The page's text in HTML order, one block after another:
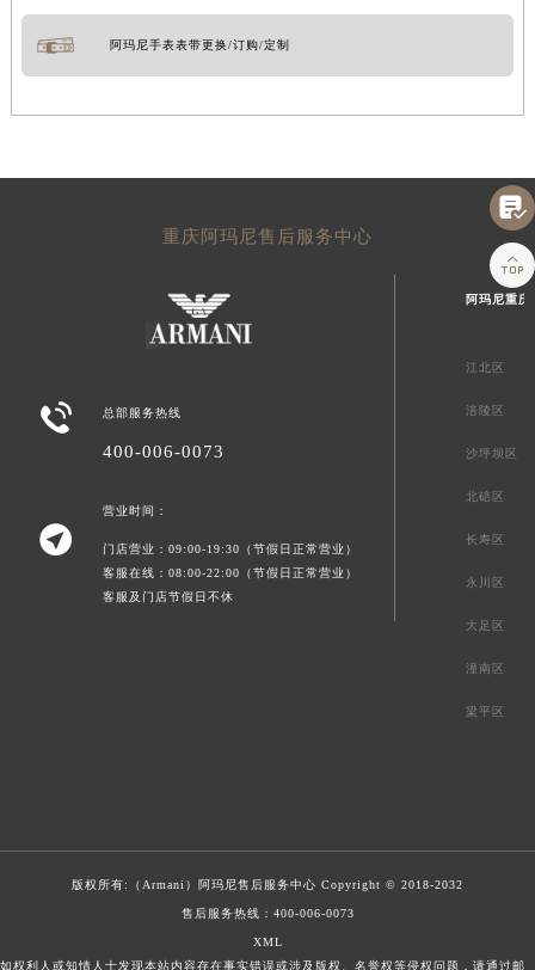
阿玛尼手表表带更换/订购/定制
重庆阿玛尼售后服务中心
 总部服务热线
400-006-0073

营业时间：
门店营业：09:00-19:30（节假日正常营业）
客服在线：08:00-22:00（节假日正常营业）
客服及门店节假日不休
阿玛尼重
江北区
涪陵区
沙坪坝区
北碚区
长寿区
永川区
大足区
潼南区
梁平区
版权所有:（Armani） 阿玛尼售后服务中心 Copyright © 2018-2032
售后服务热线： 400-006-0073
XML
如权利人或知情人士发现本站内容存在事实错误或涉及版权、名誉权等侵权问题，请通过邮

